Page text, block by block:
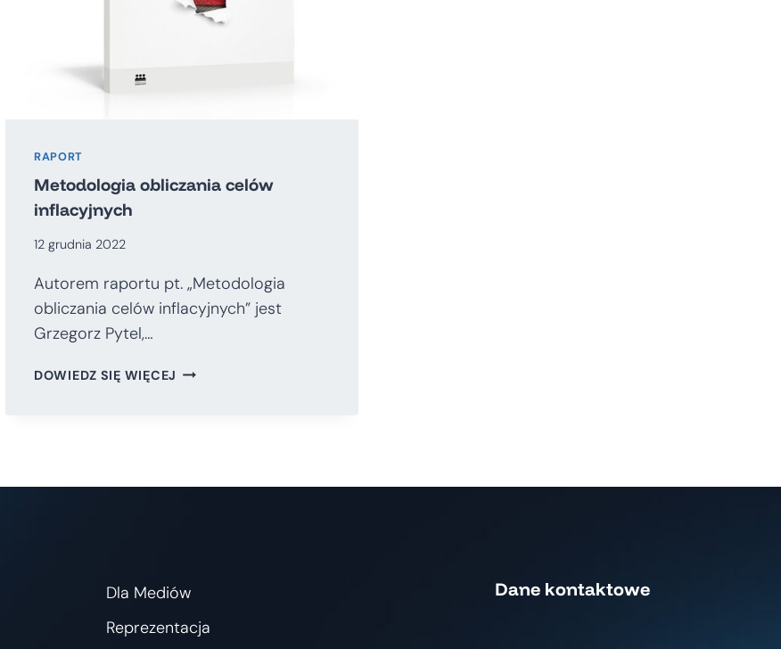
RAPORT
Metodologia obliczania celów
inflacyjnych
12 grudnia 2022
Autorem raportu pt. „Metodologia
obliczania celów inflacyjnych” jest
Grzegorz Pytel,…
DOWIEDZ SIĘ WIĘCEJ METODOLOGIA
Dla Mediów
Reprezentacja
Dane kontaktowe